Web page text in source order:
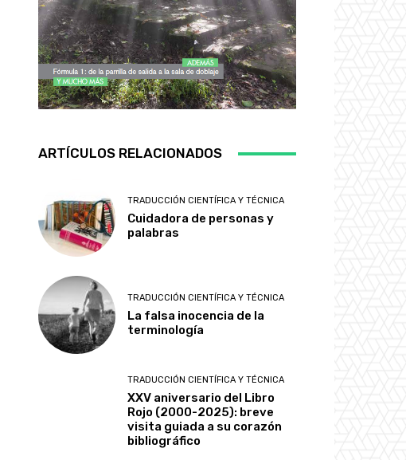
ARTÍCULOS RELACIONADOS
TRADUCCIÓN CIENTÍFICA Y TÉCNICA
Cuidadora de personas y
palabras
TRADUCCIÓN CIENTÍFICA Y TÉCNICA
La falsa inocencia de la
terminología
TRADUCCIÓN CIENTÍFICA Y TÉCNICA
XXV aniversario del Libro
Rojo (2000-2025): breve
visita guiada a su corazón
bibliográfico